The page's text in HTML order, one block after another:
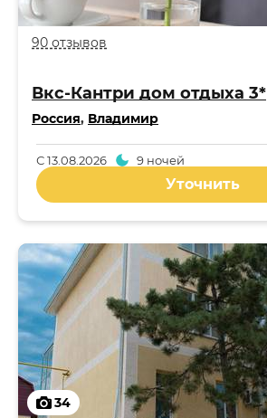
90 отзывов
Вкс-Кантри дом отдыха 3*
Россия, Владимир
С13.08.2026 9 ночей
Уточнить
34